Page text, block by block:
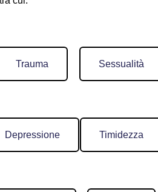
Trauma
Depressione
Sessualità
Timidezza